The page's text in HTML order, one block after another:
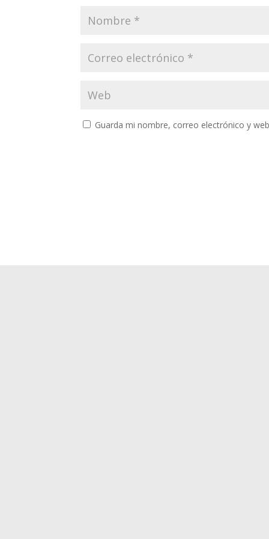
Guarda mi nombre, correo electrónico y